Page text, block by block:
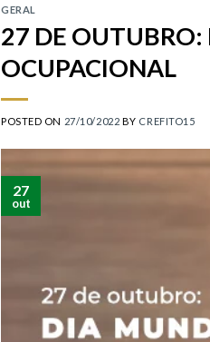
GERAL
27 DE
OCUPACIONAL
POSTED ON 27/10/2022 BY CREFITO15
27
out